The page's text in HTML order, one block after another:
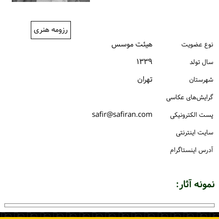
رزومه هنری
نوع عضویت هیئت موسس
سال تولد ۱۳۳۹
شهرستان تهران
گرایش‌های عکاسی
پست الكترونیكی
safir@safiran.com
سایت اینترنتی
آدرس اینستاگرام
نمونه آثار: